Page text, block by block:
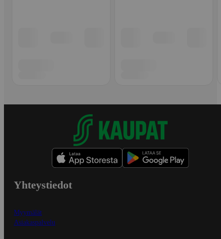
Yhteystiedot
Myymälät
Asiakaspalvelu